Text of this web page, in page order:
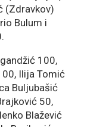
(Zdravkov)
Bulum i
100,
Ilija Tomić
Buljubašić
50,
Blažević